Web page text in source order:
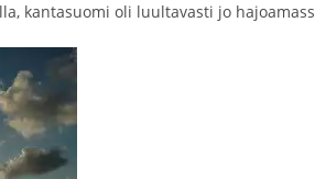
kantasuomi oli luultavasti jo